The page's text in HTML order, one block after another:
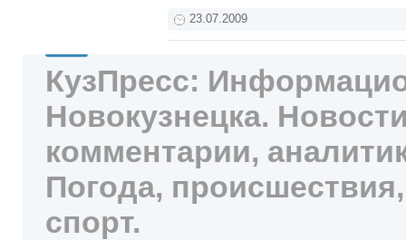
23.07.2009
КузПресс:
Новокузнецка.
комментарии,
Погода,
спорт.